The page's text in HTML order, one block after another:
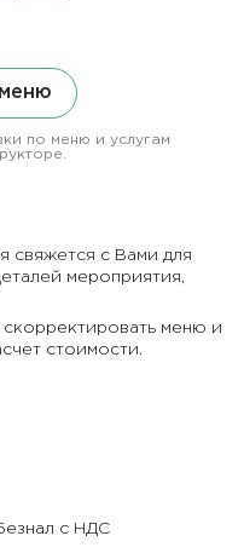
по меню и услугам
свяжется с Вами для
мероприятия,
меню и
стоимости.
с НДС